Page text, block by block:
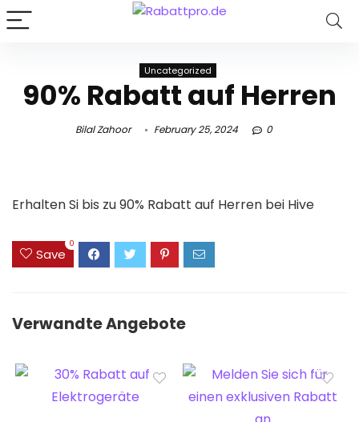
Uncategorized
90% Rabatt auf Herren
Bilal Zahoor February 25, 2024 0
Erhalten Si bis zu 90% Rabatt auf Herren bei Hive
Save
0
Verwandte Angebote